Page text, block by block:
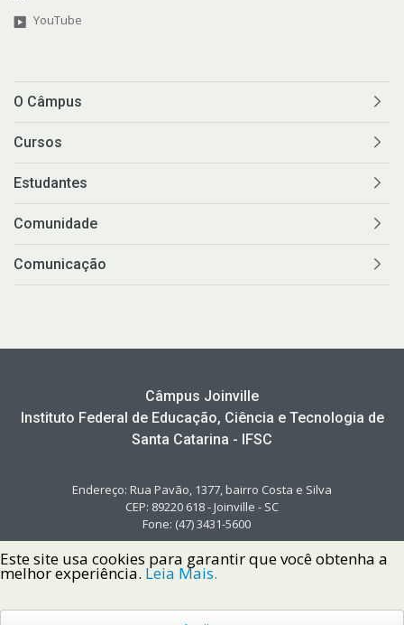
YouTube
O Câmpus
Cursos
Estudantes
Comunidade
Comunicação
Câmpus Joinville
Instituto Federal de Educação, Ciência e Tecnologia de
Santa Catarina - IFSC
Endereço: Rua Pavão, 1377, bairro Costa e Silva
CEP: 89220 618 - Joinville - SC
Fone: (47) 3431-5600
Este site usa cookies para garantir que você obtenha a
melhor experiência. Leia Mais.